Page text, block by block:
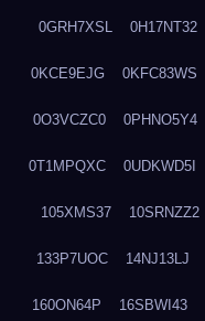
0GRH7XSL 0H17NT32
0KCE9EJG 0KFC83WS
0O3VCZC0 0PHNO5Y4
0T1MPQXC 0UDKWD5I
105XMS37 10SRNZZ2
133P7UOC 14NJ13LJ
160ON64P 16SBWI43